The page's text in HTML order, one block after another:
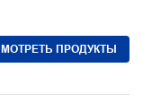
ПРОДУКТЫ